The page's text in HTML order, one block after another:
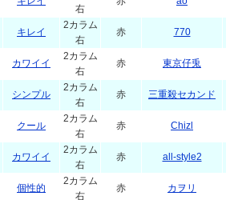
右
キレイ
2カラム
右
赤 770
カワイイ
2カラム
右
赤 東京仔兎
シンプル
2カラム
右
赤 三重殺セカンド
クール
2カラム
右
赤 Chizl
カワイイ
2カラム
右
赤 all-style2
個性的
2カラム
右
赤 カヲリ